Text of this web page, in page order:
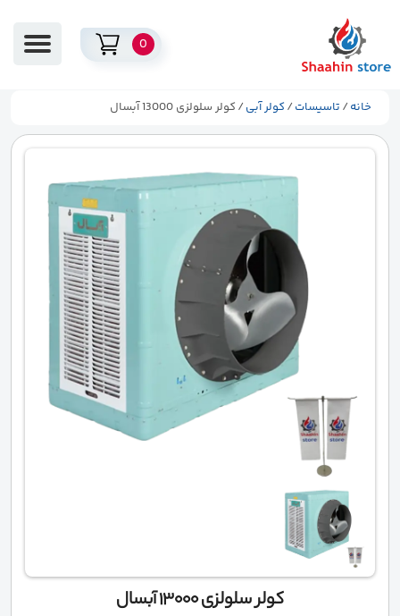
0
خانه/ تاسیسات/ کولر آبی/ کولر سلولزی 13000 آبسال
کولر سلولزی 13000 آبسال